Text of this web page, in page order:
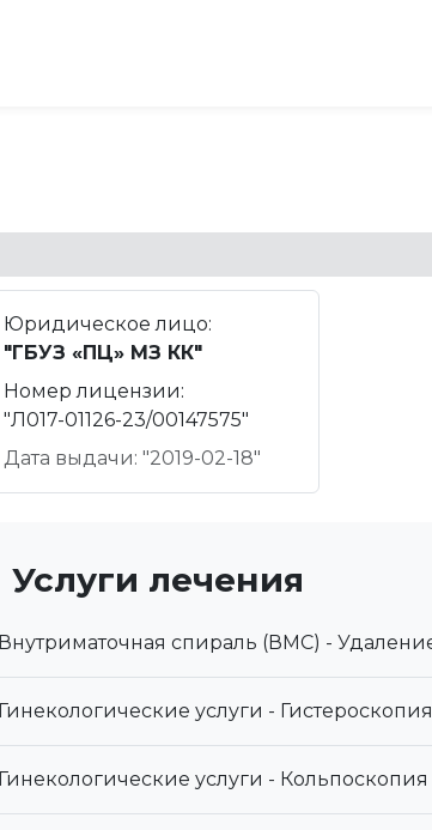
Юридическое лицо:
"ГБУЗ «ПЦ» МЗ КК"
Номер лицензии:
"Л017-01126-23/00147575"
Дата выдачи: "2019-02-18"
Услуги лечения
Внутриматочная спираль (ВМС) -
Гинекологические услуги - Гистероскопия
Гинекологические услуги - Кольпоскопия